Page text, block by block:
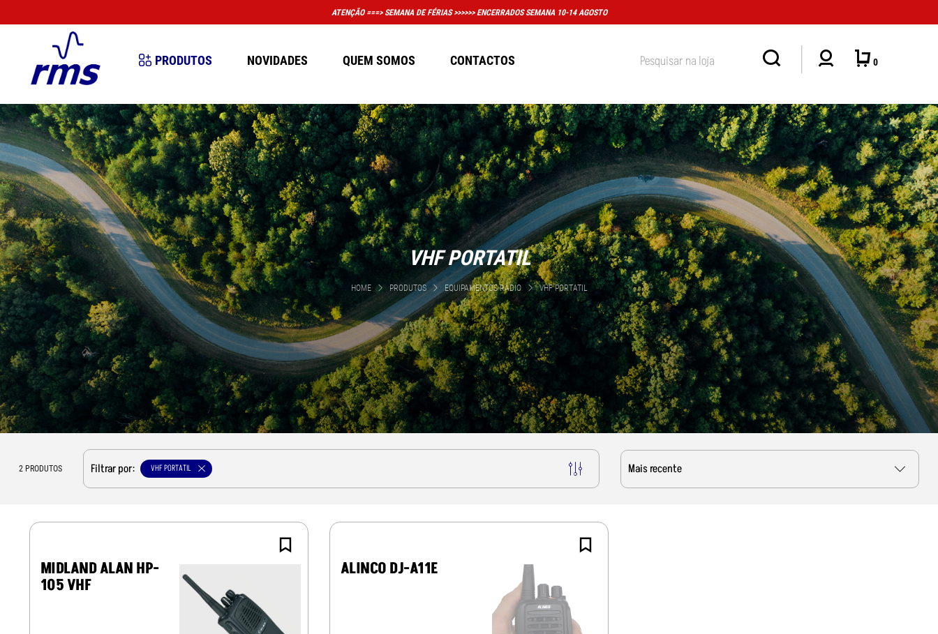
MUITO IMPORTANTE: A LOJA FÍSICA EM MASSAMÁ DEIXOU DE TER HORÁRIO CONVENCIONAL DE ATENDIMENTO
PRODUTOS NOVIDADES QUEM SOMOS CONTACTOS 0
VHF PORTATIL
HOME PRODUTOS EQUIPAMENTOS RÁDIO VHF PORTATIL
2PRODUTOS Filtrar por: VHF PORTATIL
MIDLAND ALAN HP-
105 VHF
ALINCO DJ-A11E